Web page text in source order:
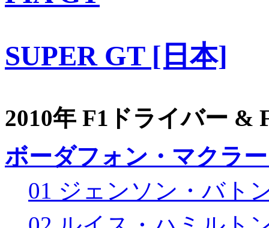
SUPER GT [日本]
2010年 F1ドライバー &
ボーダフォン・マクラ
01 ジェンソン・バト